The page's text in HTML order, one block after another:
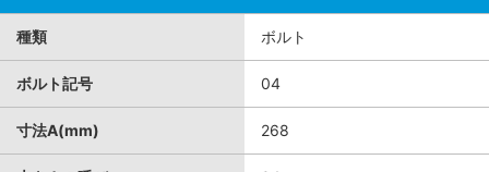
種類 ボルト
ボルト記号 04
寸法A(mm) 268